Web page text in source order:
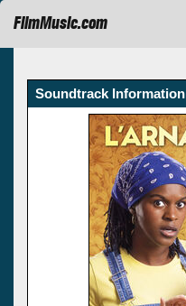
FilmMusic.com
Soundtrack Information